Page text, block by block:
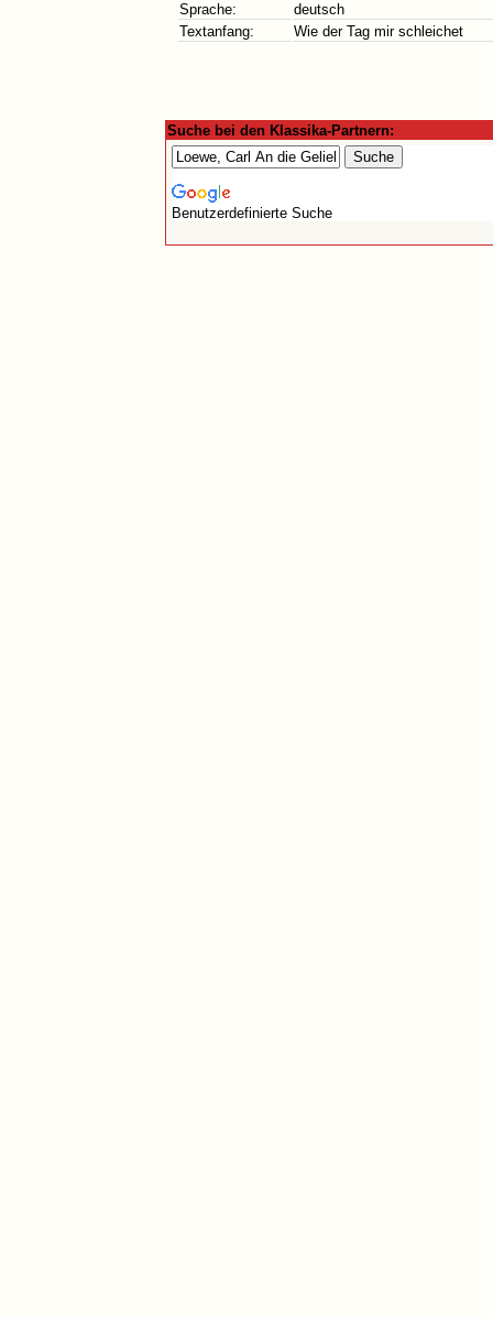
Sprache:
deutsch
Textanfang:
Wie der Tag mir schleichet
Suche bei den Klassika-Partnern:
Benutzerdefinierte Suche